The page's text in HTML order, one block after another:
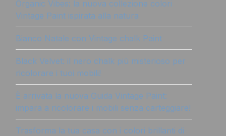
Organic Vibes: la nuova collezione colori
Vintage Paint ispirata alla natura
Bianco Natale con Vintage chalk Paint
Black Velvet: il nero chalk più misterioso per
ricolorare i tuoi mobili!
È arrivata la nuova Guida Vintage Paint:
impara a ricolorare i mobili senza carteggiare!
Trasforma la tua casa con i colori brillanti di